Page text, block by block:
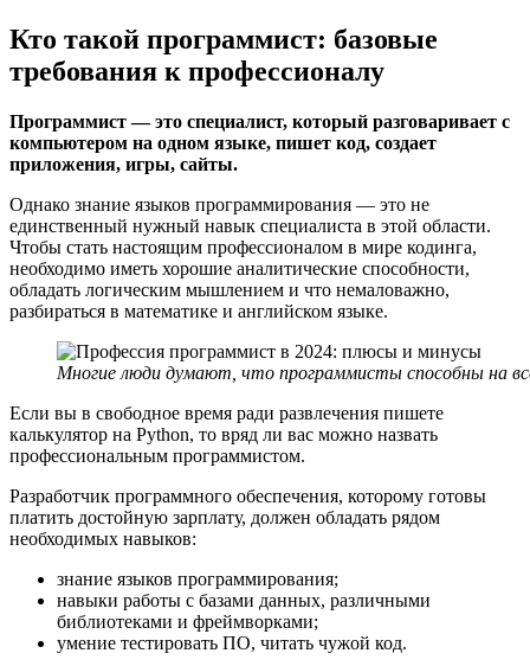
Кто такой программист: базовые
требования к профессионалу
Программист — это специалист, который разговаривает с
компьютером на одном языке, пишет код, создает
приложения, игры, сайты.
Однако знание языков программирования — это не
единственный нужный навык специалиста в этой области.
Чтобы стать настоящим профессионалом в мире кодинга,
необходимо иметь хорошие аналитические способности,
обладать логическим мышлением и что немаловажно,
разбираться в математике и английском языке.
Многие люди думают, что программисты способны на
Если вы в свободное время ради развлечения пишете
калькулятор на Python, то вряд ли вас можно назвать
профессиональным программистом.
Разработчик программного обеспечения, которому готовы
платить достойную зарплату, должен обладать рядом
необходимых навыков:
знание языков программирования;
навыки работы с базами данных, различными
библиотеками и фреймворками;
умение тестировать ПО, читать чужой код.